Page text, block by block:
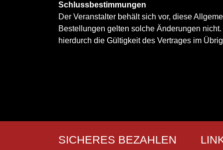
Schlussbestimmungen
Der Veranstalter behält sich vor, diese
Bestellungen gelten solche Änderungen
hierdurch die Gültigkeit des Vertrages im
SICHERES BEZAHLEN